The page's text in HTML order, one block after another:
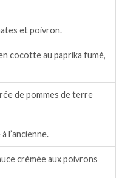
et poivron.
cocotte au paprika fumé,
de pommes de terre
l’ancienne.
crémée aux poivrons